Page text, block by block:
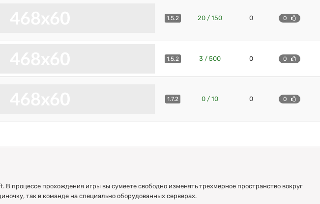
1.5.2 20 / 150 0 0
1.5.2 3 / 500 0 0
1.7.2 0 / 10 0 0
прохождения игры вы сумеете свободно изменять трехмерное пространство вокруг
так в команде на специально оборудованных серверах.